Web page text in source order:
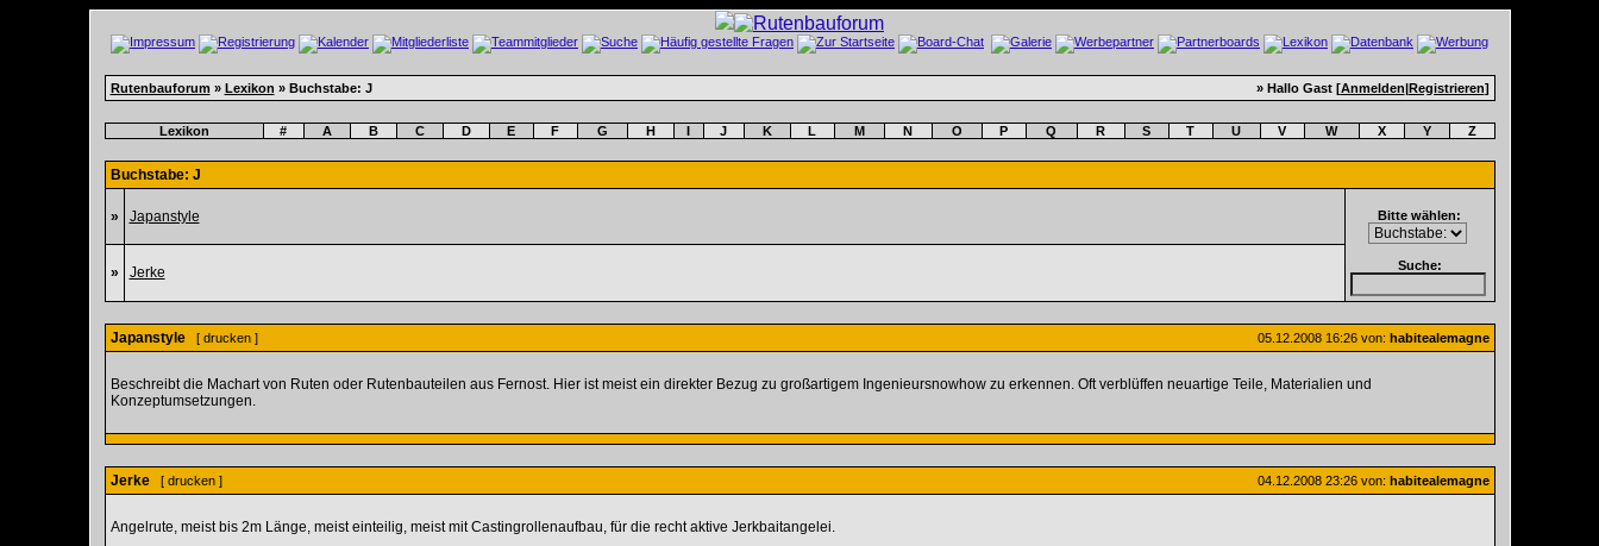
Rutenbauforum » Lexikon » Buchstabe: J » Hallo Gast [Anmelden|Registrieren]
Lexikon # A B C D E F G H I J K L M N O P Q R S T U V W X Y Z
Buchstabe: J
» Japanstyle Bitte wählen:
Suche:
» Jerke
Japanstyle[ drucken] 05.12.2008 16:26von: habitealemagne
Beschreibt die Machart von Ruten oder Rutenbauteilen aus Fernost. Hier ist meist ein direkter Bezug zu großartigem Ingenieursnowhow zu erkennen. Oft verblüffen neuartige Teile, Materialien und
Konzeptumsetzungen.
Jerke[ drucken] 04.12.2008 23:26von: habitealemagne
Angelrute, meist bis 2m Länge, meist einteilig, meist mit Castingrollenaufbau, für die recht aktive Jerkbaitangelei.